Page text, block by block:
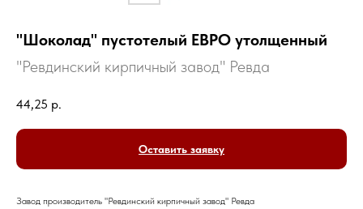
"Шоколад" пустотелый ЕВРО утолщенный
"Ревдинский кирпичный завод" Ревда
44,25 р.
Оставить заявку
Завод производитель "Ревдинский кирпичный завод" Ревда